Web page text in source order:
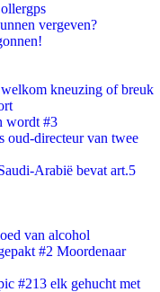
vergeven?
kneuzing of breuk
wordt #3
oud-directeur van twee
Arabië bevat art.5
van alcohol
#2 Moordenaar
#213 elk gehucht met